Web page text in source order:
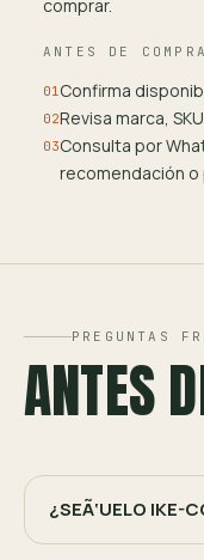
comprar.
ANTES DE
01Confirma
02Revisa marca,
03Consulta por
recomendación
PREGUNTAS
ANTES
¿SEÃ‘UELO